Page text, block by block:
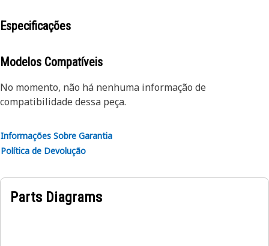
Especificações
Modelos Compatíveis
No momento, não há nenhuma informação de
compatibilidade dessa peça.
Informações Sobre Garantia
Política de Devolução
Parts Diagrams